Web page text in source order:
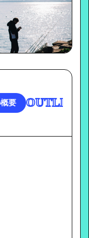
OUTLINE